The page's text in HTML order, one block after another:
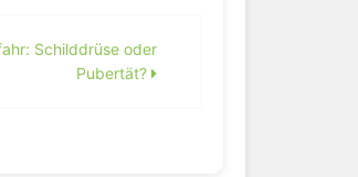
Schilddrüse oder
Pubertät?